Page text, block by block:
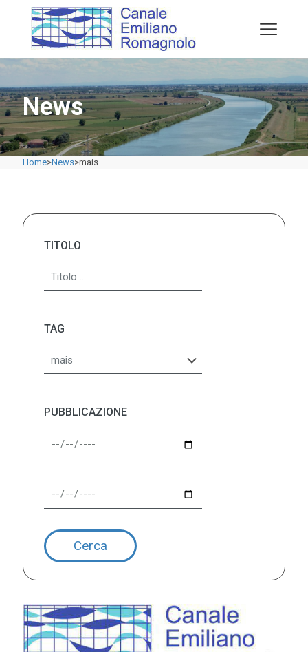
News
Home>News>mais
TITOLO
TAG
PUBBLICAZIONE